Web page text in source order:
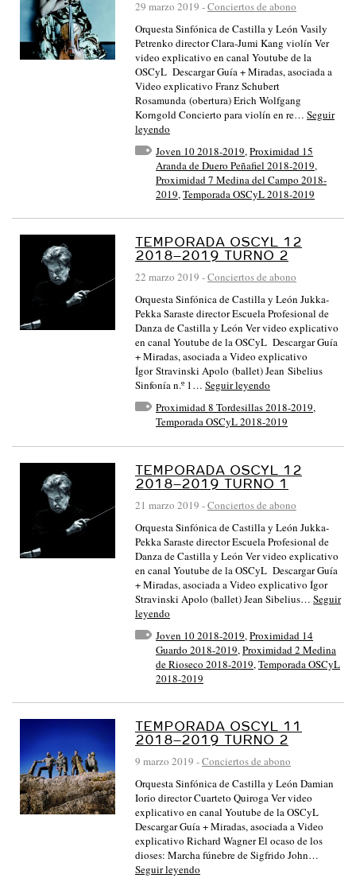
29 marzo 2019 -Conciertos de abono
Orquesta Sinfónica de Castilla y León Vasily
Petrenko director Clara-Jumi Kang violín Ver
video explicativo en canal Youtube de la
OSCyL Descargar Guía + Miradas, asociada a
Video explicativo Franz Schubert
Rosamunda (obertura) Erich Wolfgang
Korngold Concierto para violín en re… Seguir
leyendo
Joven 10 2018-2019,Proximidad 15
Aranda de Duero Peñafiel 2018-2019,
Proximidad 7 Medina del Campo 2018-
2019,Temporada OSCyL 2018-2019
TEMPORADA OSCYL 12
2018–2019 TURNO 2
22 marzo 2019 -Conciertos de abono
Orquesta Sinfónica de Castilla y León Jukka-
Pekka Saraste director Escuela Profesional de
Danza de Castilla y León Ver video explicativo
en canal Youtube de la OSCyL Descargar Guía
+ Miradas, asociada a Video explicativo
Ígor Stravinski Apolo (ballet) Jean Sibelius
Sinfonía n.º 1… Seguir leyendo
Proximidad 8 Tordesillas 2018-2019,
Temporada OSCyL 2018-2019
TEMPORADA OSCYL 12
2018–2019 TURNO 1
21 marzo 2019 -Conciertos de abono
Orquesta Sinfónica de Castilla y León Jukka-
Pekka Saraste director Escuela Profesional de
Danza de Castilla y León Ver video explicativo
en canal Youtube de la OSCyL Descargar Guía
+ Miradas, asociada a Video explicativo Ígor
Stravinski Apolo (ballet) Jean Sibelius… Seguir
leyendo
Joven 10 2018-2019,Proximidad 14
Guardo 2018-2019,Proximidad 2 Medina
de Rioseco 2018-2019,Temporada OSCyL
2018-2019
TEMPORADA OSCYL 11
2018–2019 TURNO 2
9 marzo 2019 -Conciertos de abono
Orquesta Sinfónica de Castilla y León Damian
Iorio director Cuarteto Quiroga Ver video
explicativo en canal Youtube de la OSCyL
Descargar Guía + Miradas, asociada a Video
explicativo Richard Wagner El ocaso de los
dioses: Marcha fúnebre de Sigfrido John…
Seguir leyendo